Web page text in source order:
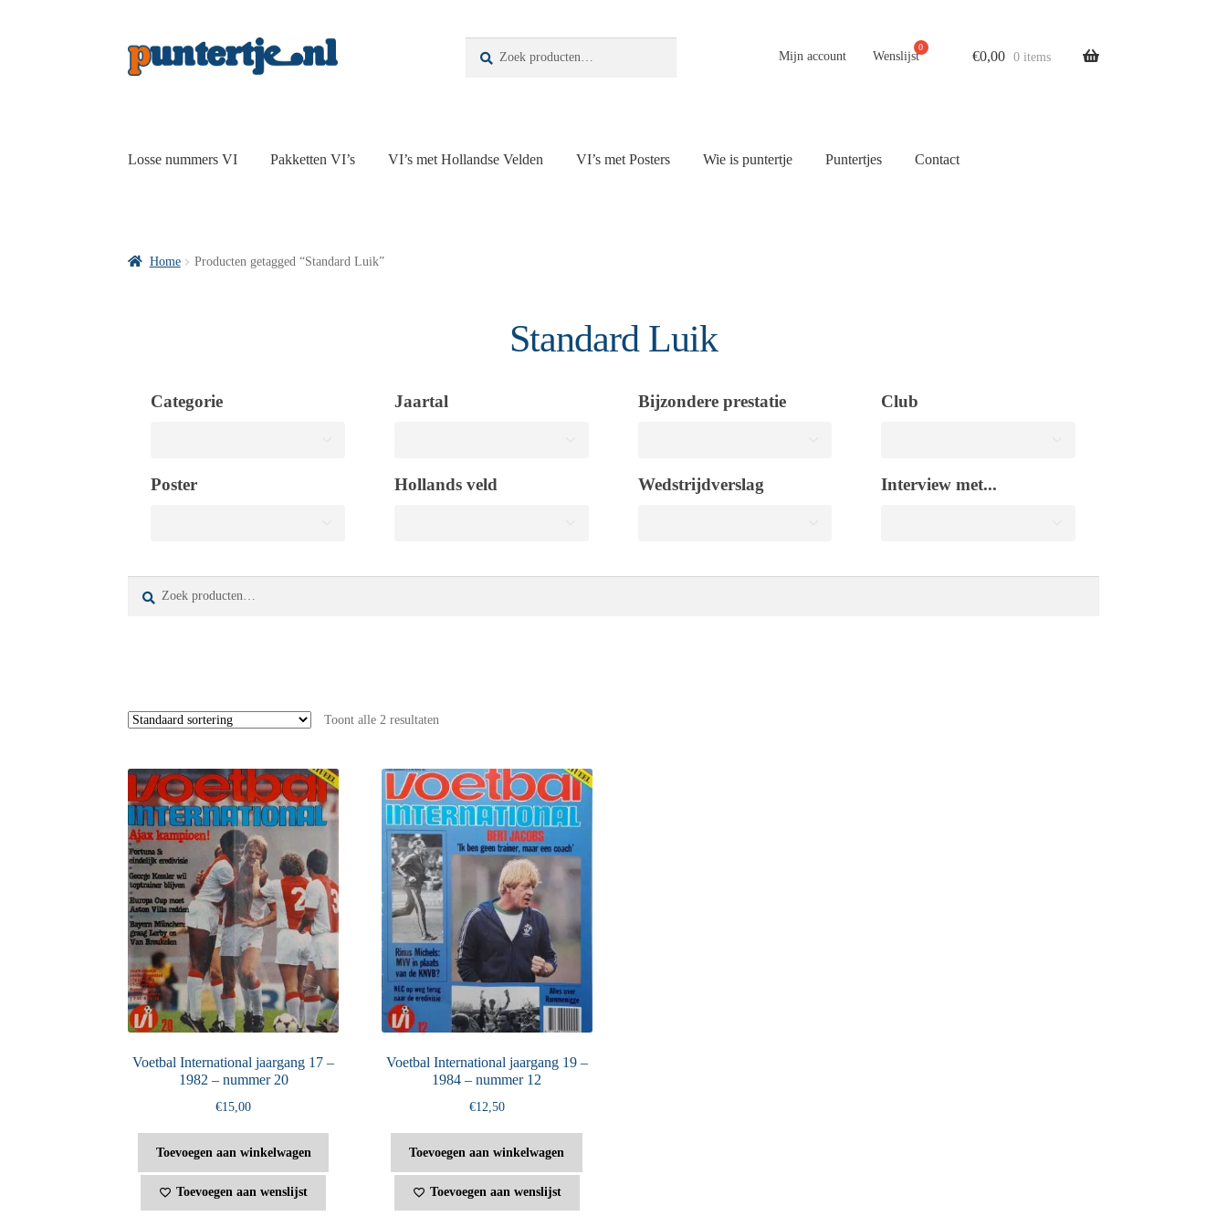
Zoeken
Mijn account Wenslijst €0,00 0 items
Losse nummers VI Pakketten VI’s VI’s met Hollandse Velden VI’s met Posters Wie is puntertje Puntertjes Contact
Home Producten getagged “Standard Luik”
Standard Luik
Categorie Jaartal Bijzondere prestatie Club
Poster Hollands veld Wedstrijdverslag Interview met...
Toont alle 2 resultaten
Voetbal International jaargang 17 –
1982 – nummer 20
€15,00
Toevoegen aan winkelwagen
Toevoegen aan wenslijst
Voetbal International jaargang 19 –
1984 – nummer 12
€12,50
Toevoegen aan winkelwagen
Toevoegen aan wenslijst